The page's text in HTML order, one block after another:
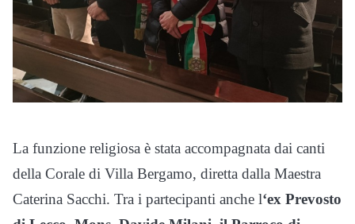
La funzione religiosa è stata accompagnata dai canti
della Corale di Villa Bergamo, diretta dalla Maestra
Caterina Sacchi. Tra i partecipanti anche l‘ex Prevosto